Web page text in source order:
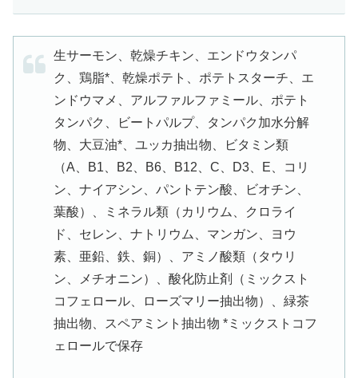
生サーモン、乾燥チキン、エンドウタンパ
ク、鶏脂*、乾燥ポテト、ポテトスターチ、エ
ンドウマメ、アルファルファミール、ポテト
タンパク、ビートパルプ、タンパク加水分解
物、大豆油*、ユッカ抽出物、ビタミン類
（A、B1、B2、B6、B12、C、D3、E、コリ
ン、ナイアシン、パントテン酸、ビオチン、
葉酸）、ミネラル類（カリウム、クロライ
ド、セレン、ナトリウム、マンガン、ヨウ
素、亜鉛、鉄、銅）、アミノ酸類（タウリ
ン、メチオニン）、酸化防止剤（ミックスト
コフェロール、ローズマリー抽出物）、緑茶
抽出物、スペアミント抽出物 *ミックストコフ
ェロールで保存